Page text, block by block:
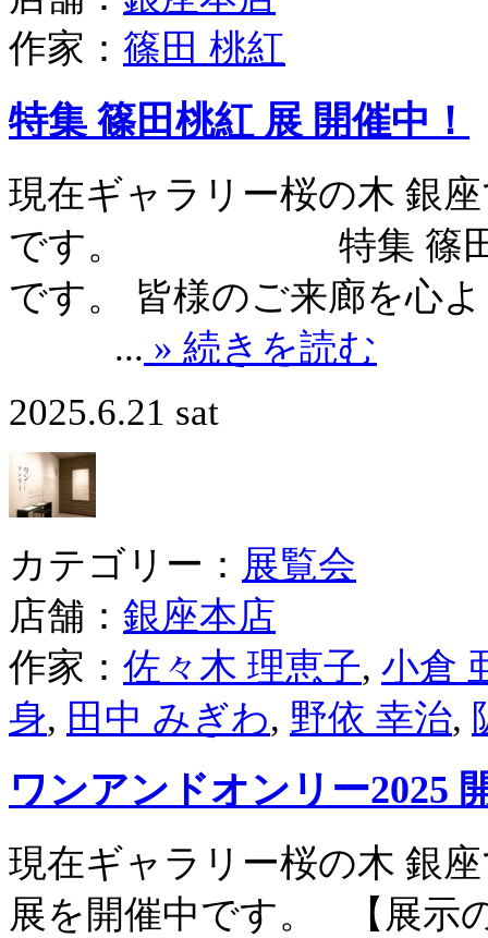
作家： 篠田 桃紅
特集 篠田桃紅 展 開催中！
現在ギャラリー桜の木 銀
です。 特集 篠田桃紅
です。 皆様のご来廊を心
... » 続きを読む
2025.6.21 sat
カテゴリー： 展覧会
店舗： 銀座本店
作家： 佐々木 理恵子, 小倉
身, 田中 みぎわ, 野依 幸治,
ワンアンドオンリー2025
現在ギャラリー桜の木 銀
展を開催中です。 【展示